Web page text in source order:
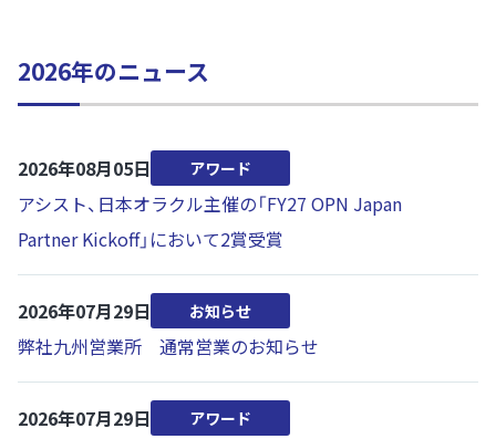
2026年のニュース
2026年08月05日 アワード
アシスト、日本オラクル主催の「FY27 OPN Japan
Partner Kickoff」において2賞受賞
2026年07月29日 お知らせ
弊社九州営業所 通常営業のお知らせ
2026年07月29日 アワード